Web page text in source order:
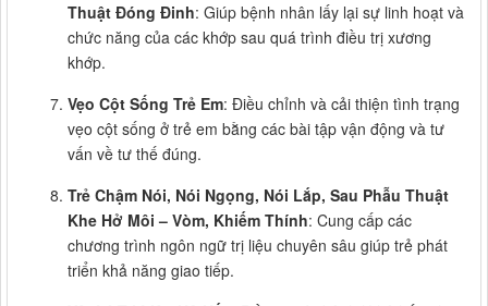
Thuật Đóng Đinh: Giúp bệnh nhân lấy lại sự linh hoạt và
chức năng của các khớp sau quá trình điều trị xương
khớp.
Vẹo Cột Sống Trẻ Em: Điều chỉnh và cải thiện tình trạng
vẹo cột sống ở trẻ em bằng các bài tập vận động và tư
vấn về tư thế đúng.
Trẻ Chậm Nói, Nói Ngọng, Nói Lắp, Sau Phẫu Thuật
Khe Hở Môi – Vòm, Khiếm Thính: Cung cấp các
chương trình ngôn ngữ trị liệu chuyên sâu giúp trẻ phát
triển khả năng giao tiếp.